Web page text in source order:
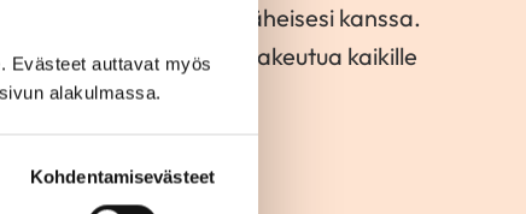
Evästeet auttavat myös
alakulmassa.
Kohdentamisevästeet
yhdessä puolisosi tai läheisesi kanssa.
maksuttomia. Voit hakeutua kaikille
riippumatta.